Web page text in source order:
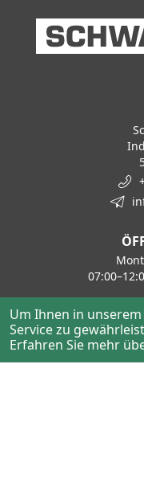
Um Ihnen in
Service zu
Erfahren Sie mehr